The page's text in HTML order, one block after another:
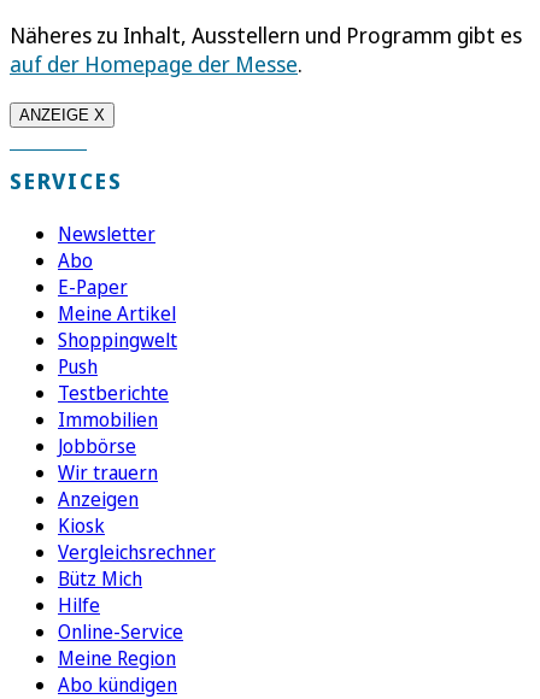
Näheres zu Inhalt, Ausstellern und Programm gibt es
auf der Homepage der Messe.
ANZEIGE X
SERVICES
Newsletter
Abo
E-Paper
Meine Artikel
Shoppingwelt
Push
Testberichte
Immobilien
Jobbörse
Wir trauern
Anzeigen
Kiosk
Vergleichsrechner
Bütz Mich
Hilfe
Online-Service
Meine Region
Abo kündigen